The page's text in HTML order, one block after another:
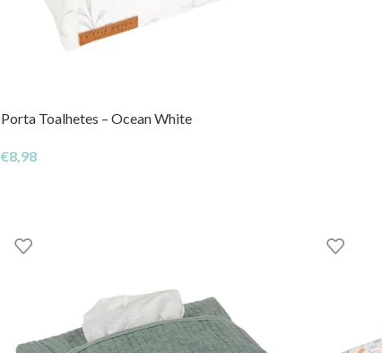
Porta Toalhetes – Ocean White
€8,98